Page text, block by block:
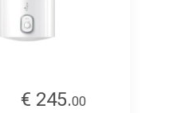
€ 245.00